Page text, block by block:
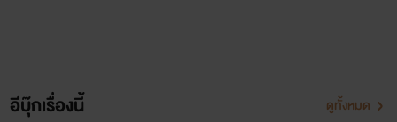
อีบุ๊กเรื่องนี้ ดูทั้งหมด